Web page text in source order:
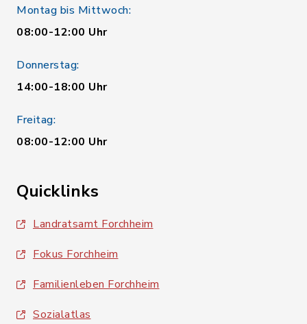
Montag bis Mittwoch:
08:00-12:00 Uhr
Donnerstag:
14:00-18:00 Uhr
Freitag:
08:00-12:00 Uhr
Quicklinks
Landratsamt Forchheim
Fokus Forchheim
Familienleben Forchheim
Sozialatlas